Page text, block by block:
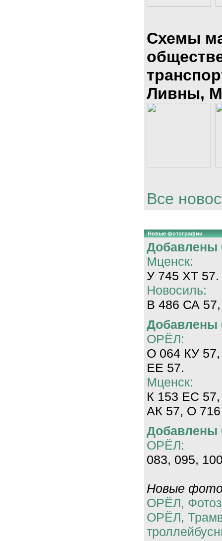
Схемы
Ливны,
Все
Новые фотографии
Добавлены
Мценск:
У 745 ХТ 57.
Новосиль:
В 486 СА
Добавлены
ОРЁЛ:
О 064 КУ
ЕЕ 57.
Мценск:
К 153 ЕС
АК 57, О
Добавлены
ОРЁЛ:
083, 095,
Новые
ОРЁЛ,
ОРЁЛ,